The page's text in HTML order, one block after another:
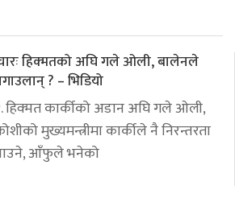
हिक्मतको अघि गले ओली, बालेनले
? – भिडियो
हिक्मत कार्कीको अडान अघि गले ओली,
मुख्यमन्त्रीमा कार्कीले नै निरन्तरता
आँफुले भनेको